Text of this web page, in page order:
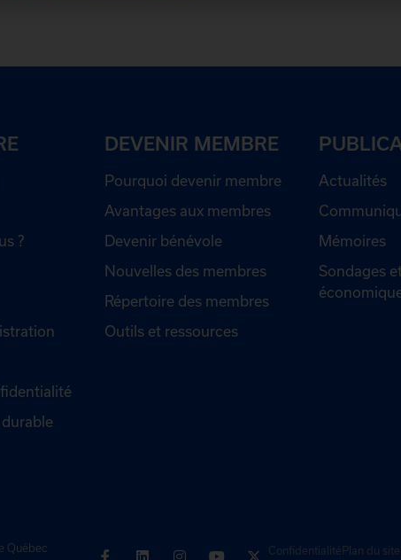
?
DEVENIR MEMBRE
Pourquoi devenir membre
Avantages aux membres
Devenir bénévole
Nouvelles des membres
Répertoire des membres
Outils et ressources
Actualités
Mémoires
Sondages
Québec ConfidentialitéPlan du site